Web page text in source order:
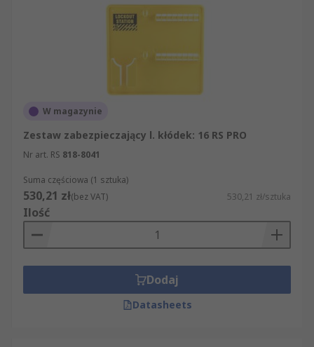
W magazynie
Zestaw zabezpieczający l. kłódek: 16 RS PRO
Nr art. RS 818-8041
Suma częściowa (1 sztuka)
530,21 zł(bez VAT) 530,21 zł/sztuka
Ilość
Dodaj
Datasheets